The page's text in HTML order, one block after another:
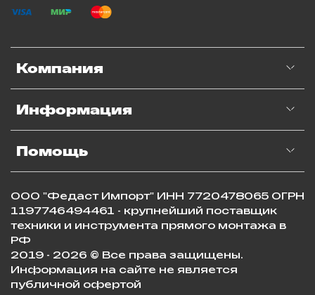
Компания
Информация
Помощь
ООО "Федаст Импорт" ИНН 7720478065 ОГРН
1197746494461 - крупнейший поставщик
техники и инструмента прямого монтажа в
РФ
2019 - 2026 © Все права защищены.
Информация на сайте не является
публичной офертой